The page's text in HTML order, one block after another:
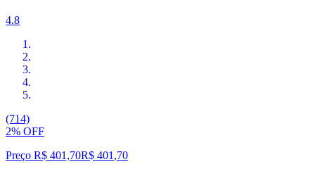
4.8
(714)
2% OFF
Preço R$ 401,70R$ 401 ,70